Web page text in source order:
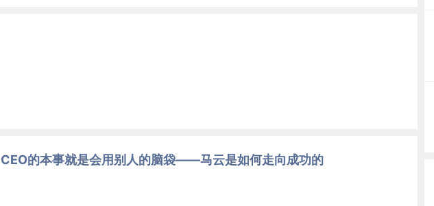
CEO的本事就是会用别人的脑袋——马云是如何走向成功的